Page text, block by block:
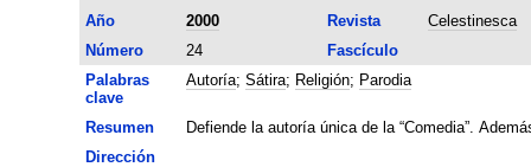
Año
2000 Revista
Celestinesca
Número
24
Fascículo
Palabras
clave
Autoría; Sátira; Religión; Parodia
Resumen
Defiende la autoría única de la “Comedia”.
Dirección